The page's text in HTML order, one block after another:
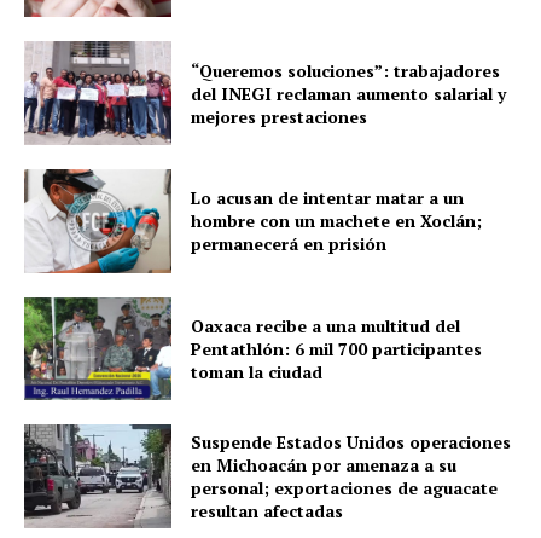
SUBSCRIBE NOW
Menú
Yucatán
Policíacas
Deportes
Política
“Queremos soluciones”: trabajadores
del INEGI reclaman aumento salarial y
mejores prestaciones
Lo acusan de intentar matar a un
hombre con un machete en Xoclán;
permanecerá en prisión
Oaxaca recibe a una multitud del
Pentathlón: 6 mil 700 participantes
toman la ciudad
Suspende Estados Unidos operaciones
en Michoacán por amenaza a su
personal; exportaciones de aguacate
resultan afectadas